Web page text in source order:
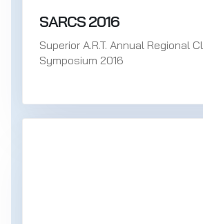
SARCS 2016
Superior A.R.T. Annual Regional
Symposium 2016